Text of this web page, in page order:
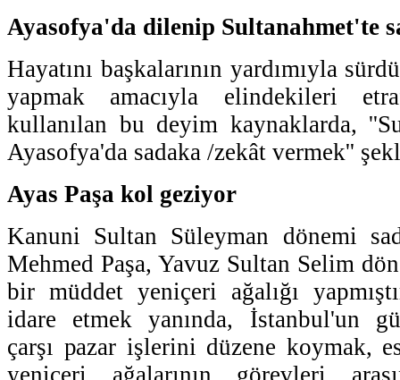
Ayasofya'da dilenip Sultanahmet'te
Hayatını başkalarının yardımıyla
yapmak amacıyla elindekileri
kullanılan bu deyim kaynaklarda,
Ayasofya'da sadaka /zekât vermek''
Ayas Paşa kol geziyor
Kanuni Sultan Süleyman dönemi
Mehmed Paşa, Yavuz Sultan Selim
bir müddet yeniçeri ağalığı
idare etmek yanında, İstanbul'un
çarşı pazar işlerini düzene koymak,
yeniçeri ağalarının görevleri